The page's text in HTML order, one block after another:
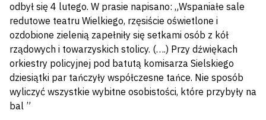
odbył się 4 lutego. W prasie napisano: „Wspaniałe sale
redutowe teatru Wielkiego, rzęsiście oświetlone i
ozdobione zielenią zapełniły się setkami osób z kół
rządowych i towarzyskich stolicy. (….) Przy dźwiękach
orkiestry policyjnej pod batutą komisarza Sielskiego
dziesiątki par tańczyły współczesne tańce. Nie sposób
wyliczyć wszystkie wybitne osobistości, które przybyły na
bal ”